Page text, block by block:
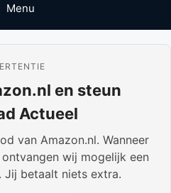
Menu
en steun
Actueel
van Amazon.nl. Wanneer
wij mogelijk een
Jij betaalt niets extra.